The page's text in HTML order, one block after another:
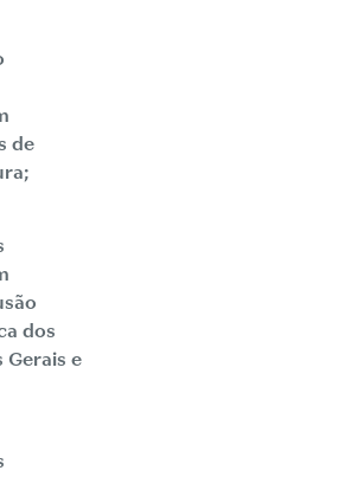
de
dos
Gerais e